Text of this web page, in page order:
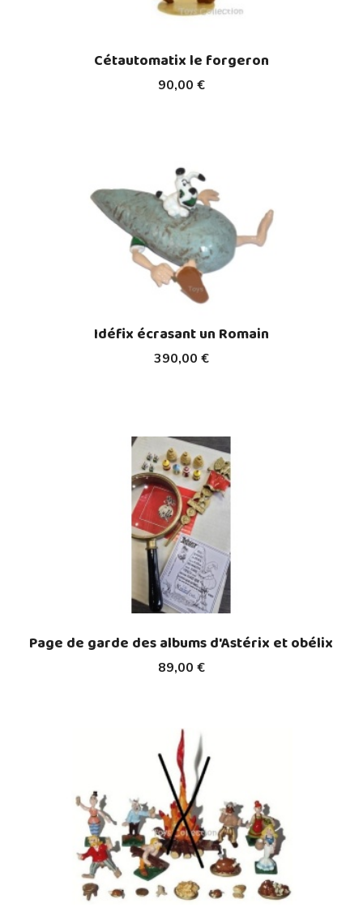
90,00 €
Cétautomatix le forgeron
390,00 €
Idéfix écrasant un Romain
89,00 €
Page de garde des albums d'Astérix et obélix